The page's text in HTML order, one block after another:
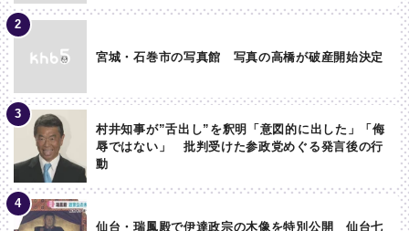
宮城・石巻市の写真館 写真の高橋が破産開始決定
村井知事が”舌出し”を釈明「意図的に出した」「侮
辱ではない」 批判受けた参政党めぐる発言後の行
動
仙台・瑞鳳殿で伊達政宗の木像を特別公開 仙台七